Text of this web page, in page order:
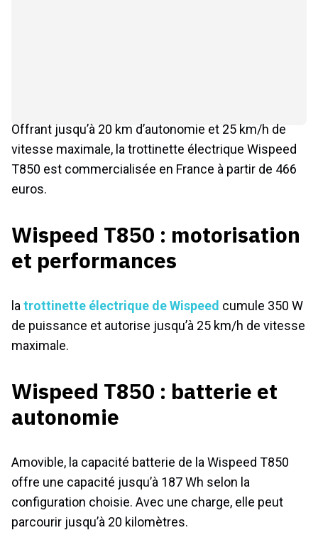
Offrant jusqu’à 20 km d’autonomie et 25 km/h de
vitesse maximale, la trottinette électrique Wispeed
T850 est commercialisée en France à partir de 466
euros.
Wispeed T850 : motorisation
et performances
la trottinette électrique de Wispeed cumule 350 W
de puissance et autorise jusqu’à 25 km/h de vitesse
maximale.
Wispeed T850 : batterie et
autonomie
Amovible, la capacité batterie de la Wispeed T850
offre une capacité jusqu’à 187 Wh selon la
configuration choisie. Avec une charge, elle peut
parcourir jusqu’à 20 kilomètres.